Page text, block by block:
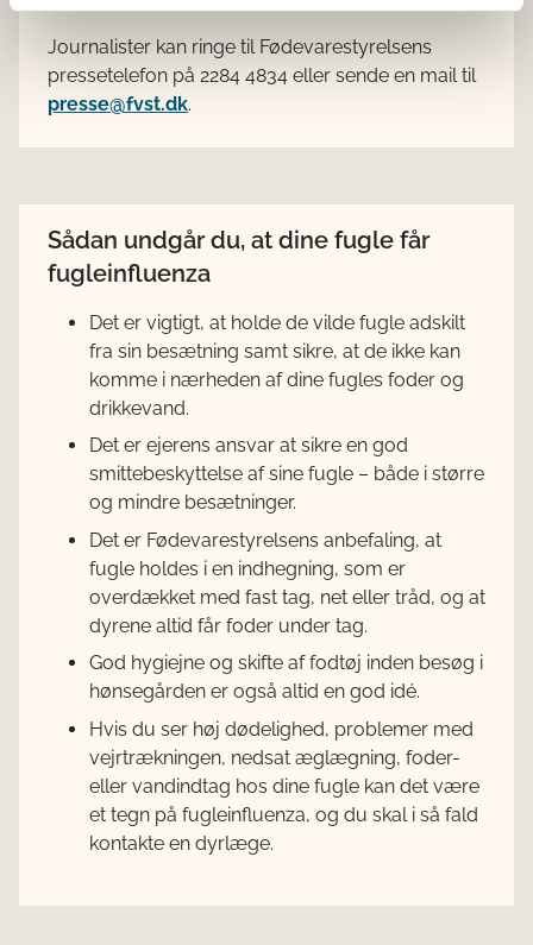
Journalister kan ringe til Fødevarestyrelsens
pressetelefon på 2284 4834 eller sende en mail til
presse@fvst.dk.
Sådan undgår du, at dine fugle får
fugleinfluenza
Det er vigtigt, at holde de vilde fugle adskilt
fra sin besætning samt sikre, at de ikke kan
komme i nærheden af dine fugles foder og
drikkevand.
Det er ejerens ansvar at sikre en god
smittebeskyttelse af sine fugle – både i større
og mindre besætninger.
Det er Fødevarestyrelsens anbefaling, at
fugle holdes i en indhegning, som er
overdækket med fast tag, net eller tråd, og at
dyrene altid får foder under tag.
God hygiejne og skifte af fodtøj inden besøg i
hønsegården er også altid en god idé.
Hvis du ser høj dødelighed, problemer med
vejrtrækningen, nedsat æglægning, foder-
eller vandindtag hos dine fugle kan det være
et tegn på fugleinfluenza, og du skal i så fald
kontakte en dyrlæge.